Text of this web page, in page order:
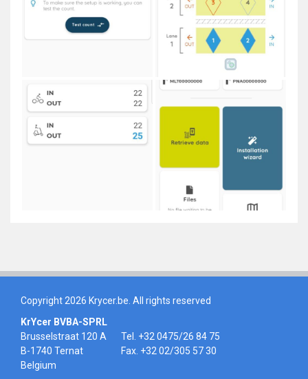
Copyright 2026 Krycer.be. All rights reserved
KrYcer BVBA-SPRL
Brusselstraat 120 A
B-1740 Ternat
Belgium
Tel. +32 0475/26 84 75
Fax. +32 02/305 57 30